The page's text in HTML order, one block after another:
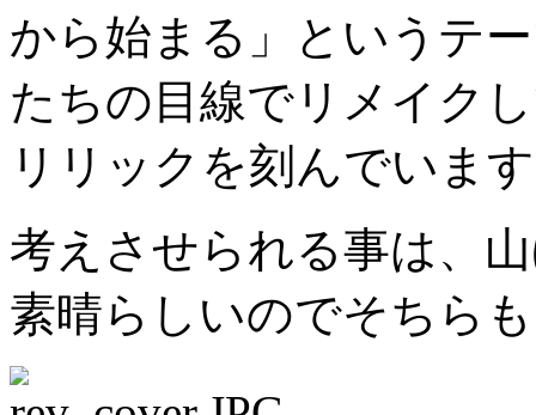
から始まる」というテ
たちの目線でリメイク
リリックを刻んでいま
考えさせられる事は、
素晴らしいのでそちら